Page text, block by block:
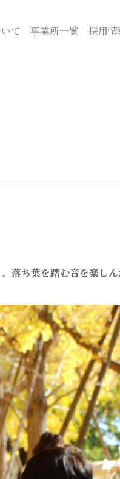
て 事業所一覧 採用情
落ち葉を踏む音を楽し